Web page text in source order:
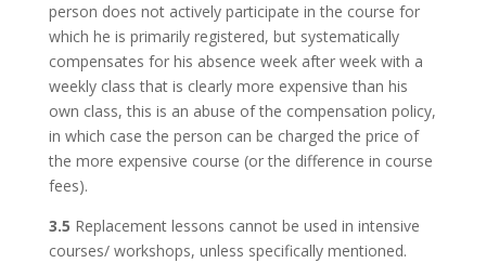
person does not actively participate in the course for
which he is primarily registered, but systematically
compensates for his absence week after week with a
weekly class that is clearly more expensive than his
own class, this is an abuse of the compensation policy,
in which case the person can be charged the price of
the more expensive course (or the difference in course
fees).
3.5 Replacement lessons cannot be used in intensive
courses/ workshops, unless specifically mentioned.